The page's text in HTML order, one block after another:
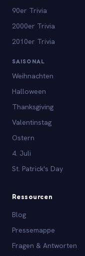
90er Trivia
2000er Trivia
2010er Trivia
SAISONAL
Weihnachten
Halloween
Thanksgiving
Valentinstag
Ostern
4. Juli
St. Patrick's Day
Ressourcen
Blog
Pressemappe
Fragen & Antworten